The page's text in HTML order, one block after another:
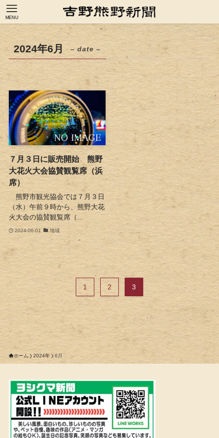
MENU
2024年6月 – date –
７月３日に販売開始 熊野
大花火大会協賛観覧席（浜
席）
熊野市観光協会では７月３日
（水）午前９時から、熊野大花
火大会の協賛観覧席（...
2024-06-01 地域
1 2 3
ホーム 2024年 6月